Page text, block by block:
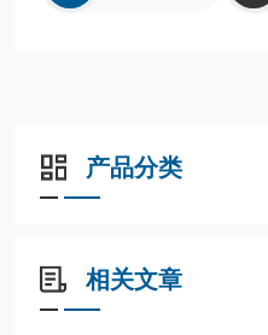
产品分类
相关文章